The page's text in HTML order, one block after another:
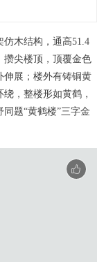
木结构，通高51.4
攒尖楼顶，顶覆金色
伸展；楼外有铸铜黄
，整楼形如黄鹤，
题“黄鹤楼”三字金